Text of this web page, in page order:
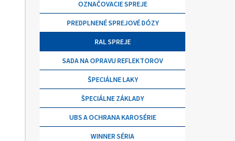
OZNAČOVACIE SPREJE
PREDPLNENÉ SPREJOVÉ DÓZY
RAL SPREJE
SADA NA OPRAVU REFLEKTOROV
ŠPECIÁLNE LAKY
ŠPECIÁLNE ZÁKLADY
UBS A OCHRANA KAROSÉRIE
WINNER SÉRIA